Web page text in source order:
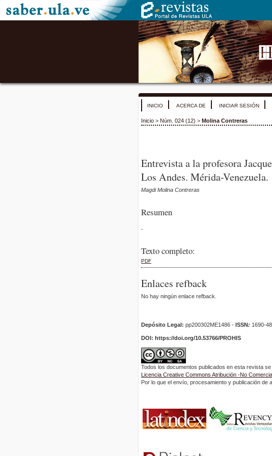
INICIO ACERCA DE INICIAR SESIÓN
Inicio > Núm. 024 (12) > Molina Contreras
Entrevista a la profesora
Los Andes. Mérida-Venezuela.
Magdi Molina Contreras
Resumen
-
Texto completo:
PDF
Enlaces refback
No hay ningún enlace refback.
Depósito Legal: pp200302ME1486 - ISSN: 1690-
DOI: https://doi.org/10.53766/PROHIS
Todos los documentos publicados en esta revista
Licencia Creative Commons Atribución -No
Por lo que el envío, procesamiento y publicación de